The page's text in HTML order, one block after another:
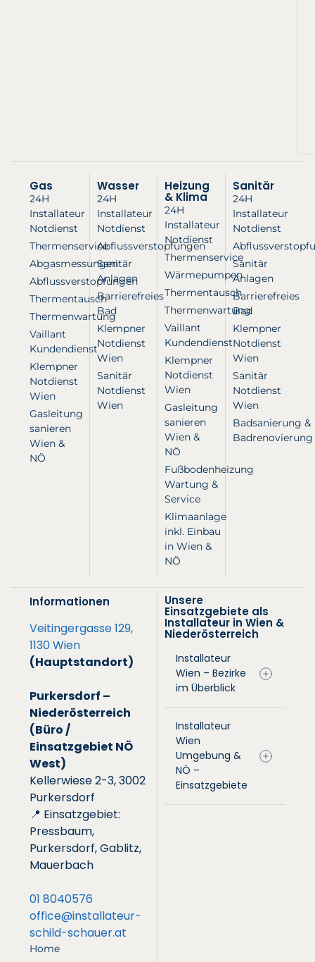
Gas
24H
Installateur
Notdienst
Thermenservice
Abgasmessungen
Abflussverstopfungen
Thermentausch
Thermenwartung
Vaillant
Kundendienst
Klempner
Notdienst
Wien
Gasleitung
sanieren
Wien &
NÖ
Wasser
24H
Installateur
Notdienst
Abflussverstopfungen
Sanitär
Anlagen
Barrierefreies
Bad
Klempner
Notdienst
Wien
Sanitär
Notdienst
Wien
Heizung
& Klima
24H
Installateur
Notdienst
Thermenservice
Wärmepumpen
Thermentausch
Thermenwartung
Vaillant
Kundendienst
Klempner
Notdienst
Wien
Gasleitung
sanieren
Wien &
NÖ
Fußbodenheizung
Wartung &
Service
Klimaanlage
inkl. Einbau
in Wien &
NÖ
Sanitär
24H
Installateur
Notdienst
Sanitär
Anlagen
Barrierefreies
Bad
Klempner
Notdienst
Wien
Sanitär
Notdienst
Wien
Badsanierung &
Badrenovierung
Informationen
Veitingergasse 129,
1130 Wien
(Hauptstandort)
Purkersdorf –
Niederösterreich
(Büro /
Einsatzgebiet NÖ
West)
Kellerwiese 2-3, 3002
Purkersdorf
📍 Einsatzgebiet:
Pressbaum,
Purkersdorf, Gablitz,
Mauerbach
01 8040576
office@installateur-
schild-schauer.at
Home
Unsere
Einsatzgebiete als
Installateur in Wien &
Niederösterreich
Installateur
Wien – Bezirke
im Überblick
Installateur
Wien
Umgebung &
NÖ –
Einsatzgebiete